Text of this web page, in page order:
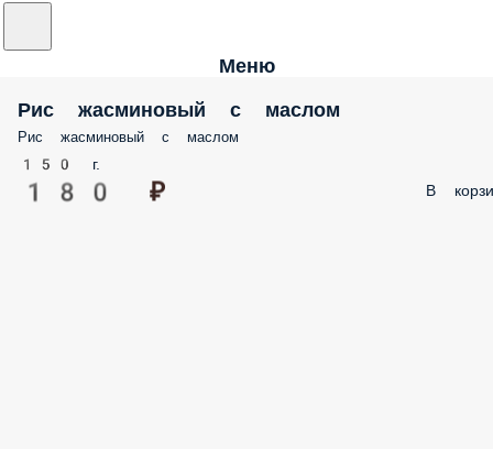
Меню
Рис жасминовый с маслом
Рис жасминовый с маслом
150 г.
180 ₽ В